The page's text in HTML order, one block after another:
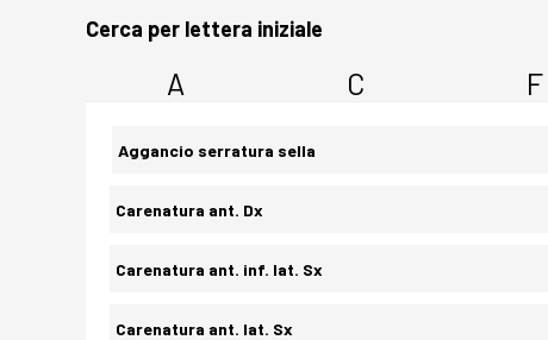
Cerca per lettera iniziale
A C F
Aggancio serratura sella
Carenatura ant. Dx
Carenatura ant. inf. lat. Sx
Carenatura ant. lat. Sx